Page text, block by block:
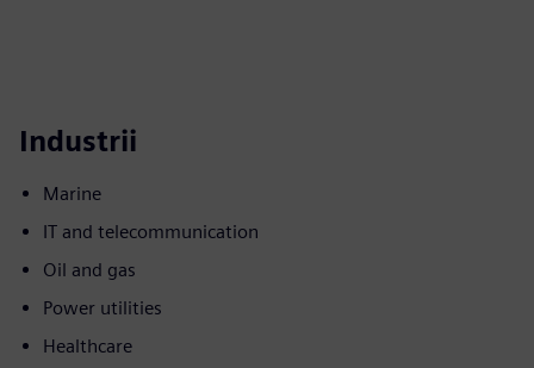
Industrii
Marine
IT and telecommunication
Oil and gas
Power utilities
Healthcare